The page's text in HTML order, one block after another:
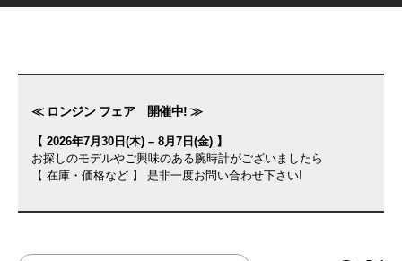
≪ ロンジン フェア 開催中! ≫
【 2026年7月30日(木) – 8月7日(金) 】
お探しのモデルやご興味のある腕時計がございましたら
【 在庫・価格など 】 是非一度お問い合わせ下さい!